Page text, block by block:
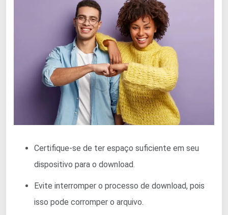
Certifique-se de ter espaço suficiente em seu
dispositivo para o download.
Evite interromper o processo de download, pois
isso pode corromper o arquivo.